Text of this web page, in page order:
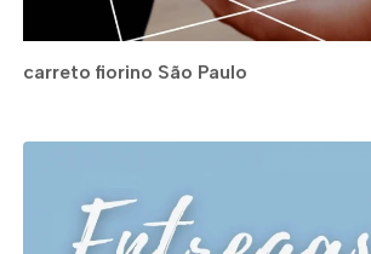
carreto fiorino São Paulo